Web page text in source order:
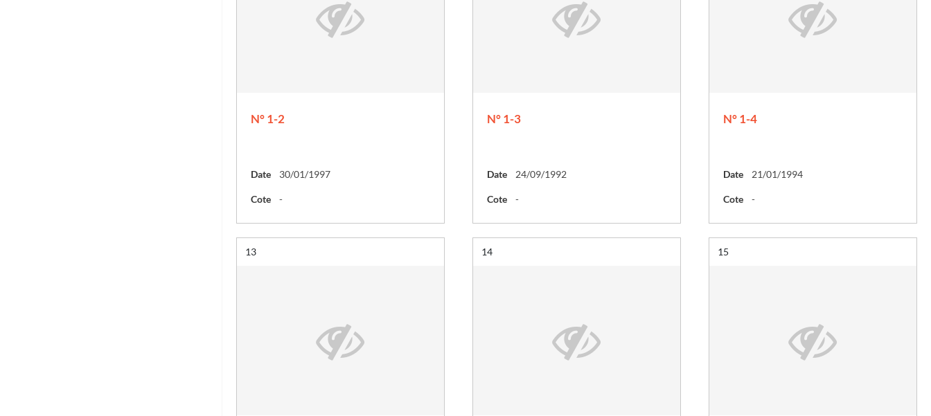
N° 1-2
Date 30/01/1997
Cote -
N° 1-3
Date 24/09/1992
Cote -
N° 1-4
Date 21/01/1994
Cote -
Résultat n°
13 Résultat n°
14 Résultat n°
15